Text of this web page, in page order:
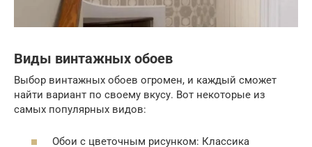
Виды винтажных обоев
Выбор винтажных обоев огромен, и каждый сможет
найти вариант по своему вкусу. Вот некоторые из
самых популярных видов:
Обои с цветочным рисунком: Классика